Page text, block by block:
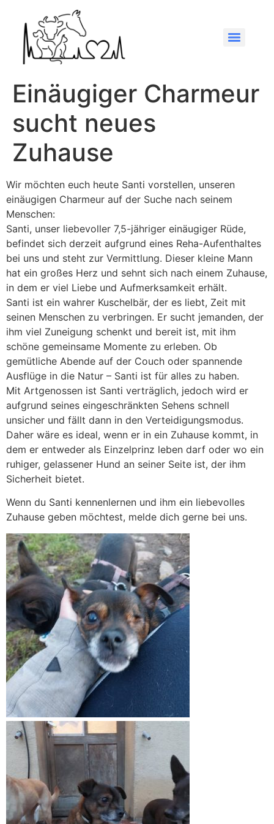
Einäugiger Charmeur
sucht neues
Zuhause
Wir möchten euch heute Santi vorstellen, unseren
einäugigen Charmeur auf der Suche nach seinem
Menschen:
Santi, unser liebevoller 7,5-jähriger einäugiger Rüde,
befindet sich derzeit aufgrund eines Reha-Aufenthaltes
bei uns und steht zur Vermittlung. Dieser kleine Mann
hat ein großes Herz und sehnt sich nach einem Zuhause,
in dem er viel Liebe und Aufmerksamkeit erhält.
Santi ist ein wahrer Kuschelbär, der es liebt, Zeit mit
seinen Menschen zu verbringen. Er sucht jemanden, der
ihm viel Zuneigung schenkt und bereit ist, mit ihm
schöne gemeinsame Momente zu erleben. Ob
gemütliche Abende auf der Couch oder spannende
Ausflüge in die Natur – Santi ist für alles zu haben.
Mit Artgenossen ist Santi verträglich, jedoch wird er
aufgrund seines eingeschränkten Sehens schnell
unsicher und fällt dann in den Verteidigungsmodus.
Daher wäre es ideal, wenn er in ein Zuhause kommt, in
dem er entweder als Einzelprinz leben darf oder wo ein
ruhiger, gelassener Hund an seiner Seite ist, der ihm
Sicherheit bietet.
Wenn du Santi kennenlernen und ihm ein liebevolles
Zuhause geben möchtest, melde dich gerne bei uns.